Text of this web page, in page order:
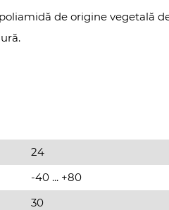
de origine vegetală
24
-40 ... +80
30